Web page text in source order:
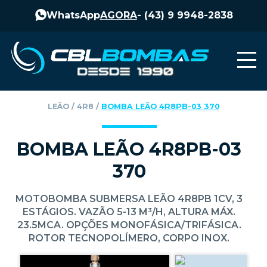
WhatsAppAGORA- (43) 9 9948-2838
LEÃO ‎ / ‎ 4R8 ‎ / ‎ BOMBA LEÃO 4R8PB-03 370
BOMBA LEÃO 4R8PB-03
370
MOTOBOMBA SUBMERSA LEÃO 4R8PB 1CV, 3
ESTÁGIOS. VAZÃO 5-13 M³/H, ALTURA MÁX.
23.5MCA. OPÇÕES MONOFÁSICA/TRIFÁSICA.
ROTOR TECNOPOLÍMERO, CORPO INOX.